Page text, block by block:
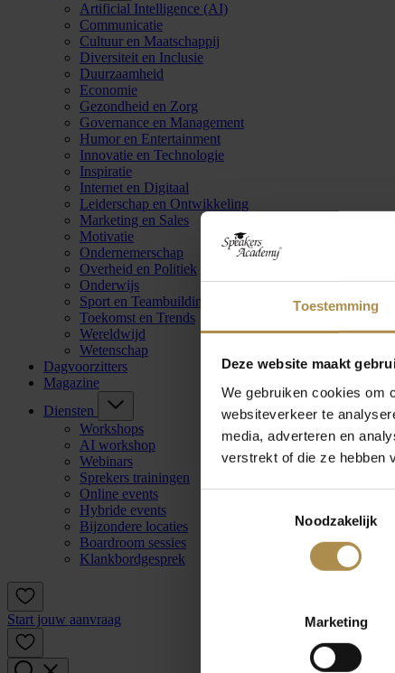
Toestemming
Deze website maakt
We gebruiken cookies om
websiteverkeer te
media, adverteren en
verstrekt of die ze hebben
Noodzakelijk
Marketing
Artificial Intelligence (AI)
Communicatie
Cultuur en Maatschappij
Diversiteit en Inclusie
Duurzaamheid
Economie
Gezondheid en Zorg
Governance en Management
Humor en Entertainment
Innovatie en Technologie
Inspiratie
Internet en Digitaal
Leiderschap en Ontwikkeling
Marketing en Sales
Motivatie
Ondernemerschap
Overheid en Politiek
Onderwijs
Sport en Teambuilding
Toekomst en Trends
Wereldwijd
Wetenschap
Dagvoorzitters
Magazine
Diensten
Workshops
AI workshop
Webinars
Sprekers trainingen
Online events
Hybride events
Bijzondere locaties
Boardroom sessies
Klankbordgesprek
Start jouw aanvraag